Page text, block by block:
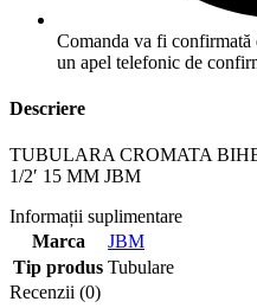
Comanda va fi
un apel telefonic de
Descriere
TUBULARA CROMATA
1/2′ 15 MM JBM
Informații suplimentare
Marca
JBM
Tip produs Tubulare
Recenzii (0)